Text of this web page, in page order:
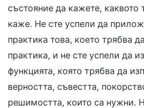
състояние да кажете, каквото
каже. Не сте успели да
практика това, което трябва
практика, и не сте успели да
функцията, която трябва да
верността, съвестта,
решимостта, които са нужни.